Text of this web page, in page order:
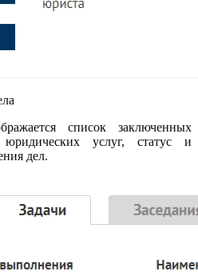
список заключенных
услуг, статус и
дел.